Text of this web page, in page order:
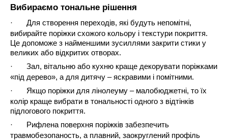
Вибираємо тональне рішення
·
Для створення переходів, які будуть непомітні,
вибирайте поріжки схожого кольору і текстури покриття.
Це допоможе з найменшими зусиллями закрити стики у
великих або відкритих отворах.
·
Зал, вітальню або кухню краще декорувати поріжками
«під дерево», а для дитячу – яскравими і помітними.
·
Якщо поріжки для лінолеуму – малобюджетні, то їх
колір краще вибрати в тональності одного з відтінків
підлогового покриття.
·
Рифлена поверхня поріжків забезпечить
травмобезопаность, а плавний, заокруглений профіль